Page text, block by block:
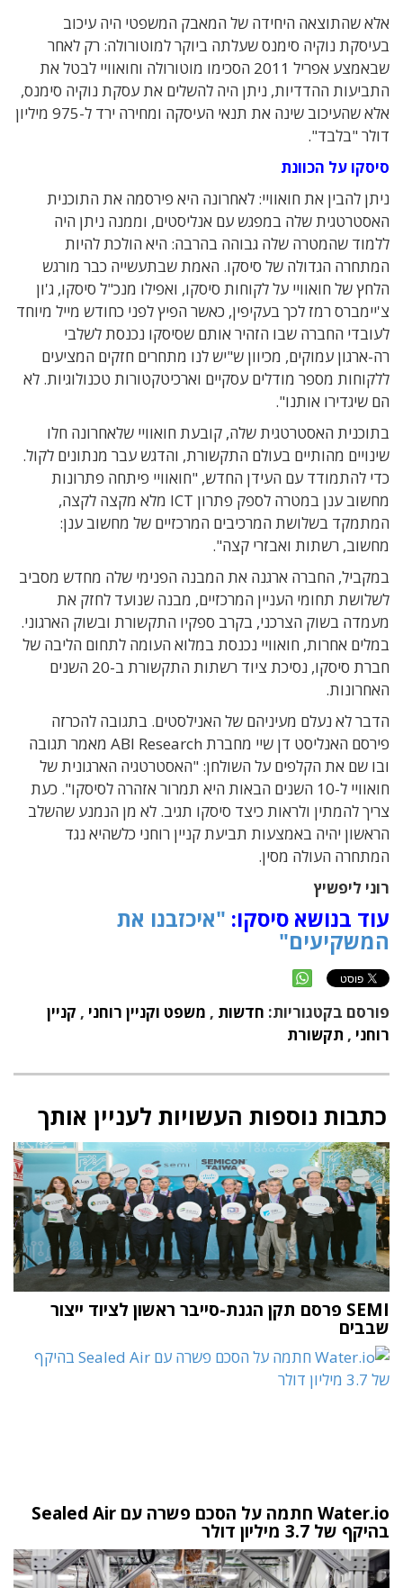
אלא שהתוצאה היחידה של המאבק המשפטי היה עיכוב
בעיסקת נוקיה סימנס שעלתה ביוקר למוטורולה: רק לאחר
שבאמצע אפריל 2011 הסכימו מוטורולה וחואוויי לבטל את
התביעות ההדדיות, ניתן היה להשלים את עסקת נוקיה סימנס,
אלא שהעיכוב שינה את תנאי העיסקה ומחירה ירד ל-975 מיליון
דולר "בלבד".
סיסקו על הכוונת
ניתן להבין את חואוויי: לאחרונה היא פירסמה את התוכנית
האסטרטגית שלה במפגש עם אנליסטים, וממנה ניתן היה
ללמוד שהמטרה שלה גבוהה בהרבה: היא הולכת להיות
המתחרה הגדולה של סיסקו. האמת שבתעשייה כבר מורגש
הלחץ של חואוויי על לקוחות סיסקו, ואפילו מנכ"ל סיסקו, ג'ון
צ'יימברס רמז לכך בעקיפין, כאשר הפיץ לפני כחודש מייל מיוחד
לעובדי החברה שבו הזהיר אותם שסיסקו נכנסת לשלבי
רה-ארגון עמוקים, מכיוון ש"יש לנו מתחרים חזקים המציעים
ללקוחות מספר מודלים עסקיים וארכיטקטורות טכנולוגיות. לא
הם שיגדירו אותנו".
בתוכנית האסטרטגית שלה, קובעת חואוויי שלאחרונה חלו
שינויים מהותיים בעולם התקשורת, והדגש עבר מנתונים לקול.
כדי להתמודד עם העידן החדש, "חואוויי פיתחה פתרונות
מחשוב ענן במטרה לספק פתרון ICT מלא מקצה לקצה,
המתמקד בשלושת המרכיבים המרכזיים של מחשוב ענן:
מחשוב, רשתות ואבזרי קצה".
במקביל, החברה ארגנה את המבנה הפנימי שלה מחדש מסביב
לשלושת תחומי העניין המרכזיים, מבנה שנועד לחזק את
מעמדה בשוק הצרכני, בקרב ספקיו התקשורת ובשוק הארגוני.
במלים אחרות, חואוויי נכנסת במלוא העומה לתחום הליבה של
חברת סיסקו, נסיכת ציוד רשתות התקשורת ב-20 השנים
האחרונות.
הדבר לא נעלם מעיניהם של האנילסטים. בתגובה להכרזה
פירסם האנליסט דן שיי מחברת ABI Research מאמר תגובה
ובו שם את הקלפים על השולחן: "האסטרטגיה הארגונית של
חואוויי ל-10 השנים הבאות היא תמרור אזהרה לסיסקו". כעת
צריך להמתין ולראות כיצד סיסקו תגיב. לא מן הנמנע שהשלב
הראשון יהיה באמצעות תביעת קניין רוחני כלשהיא נגד
המתחרה העולה מסין.
רוני ליפשיץ
עוד בנושא סיסקו: "איכזבנו את
המשקיעים"
פורסם בקטגוריות: חדשות , משפט וקניין רוחני , קניין
רוחני , תקשורת
כתבות נוספות העשויות לעניין אותך
SEMI פרסם תקן הגנת-סייבר ראשון לציוד ייצור
שבבים
Water.io חתמה על הסכם פשרה עם Sealed Air
בהיקף של 3.7 מיליון דולר